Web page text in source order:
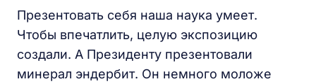
Презентовать себя наша наука умеет.
Чтобы впечатлить, целую экспозицию
создали. А Президенту презентовали
минерал эндербит. Он немного моложе